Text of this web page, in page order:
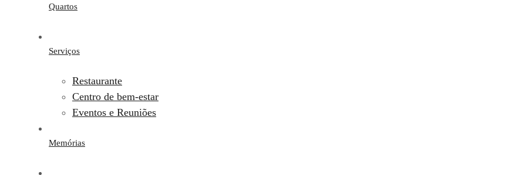
Quartos
Serviços
Restaurante
Centro de bem-estar
Eventos e Reuniões
Memórias